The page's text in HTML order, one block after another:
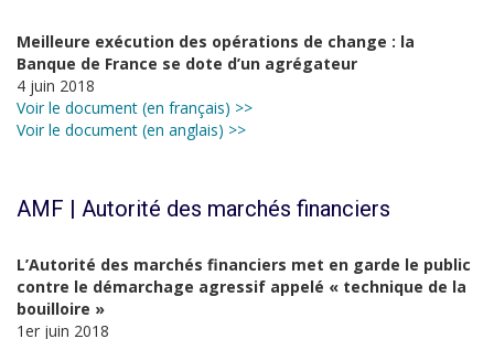
Meilleure exécution des opérations de change : la
Banque de France se dote d’un agrégateur
4 juin 2018
Voir le document (en français) >>
Voir le document (en anglais) >>
AMF | Autorité des marchés financiers
L’Autorité des marchés financiers met en garde le public
contre le démarchage agressif appelé « technique de la
bouilloire »
1er juin 2018